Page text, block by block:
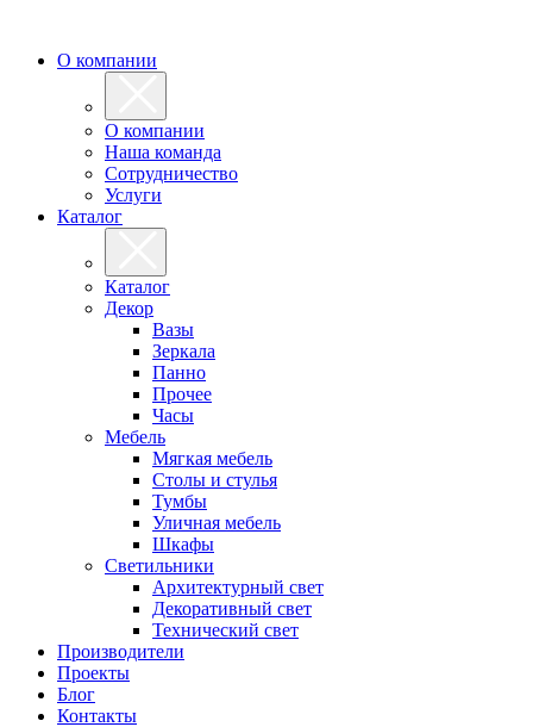
О компании
О компании
Наша команда
Сотрудничество
Услуги
Каталог
Каталог
Декор
Вазы
Зеркала
Панно
Прочее
Часы
Мебель
Мягкая мебель
Столы и стулья
Тумбы
Уличная мебель
Шкафы
Светильники
Архитектурный свет
Декоративный свет
Технический свет
Производители
Проекты
Блог
Контакты